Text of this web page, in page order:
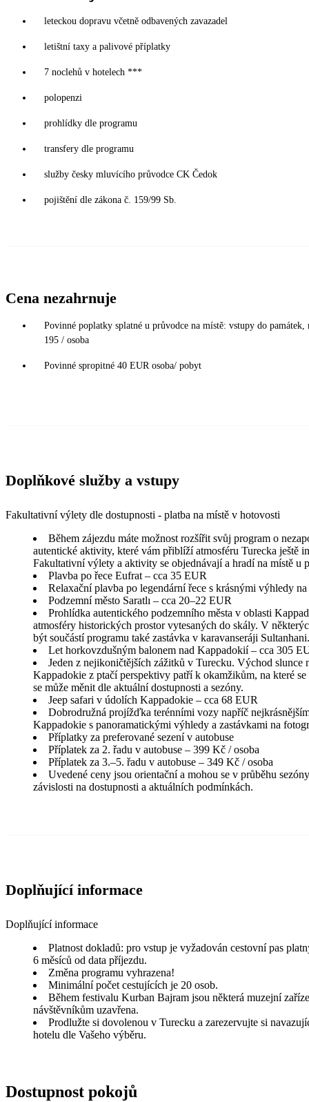
leteckou dopravu včetně odbavených zavazadel
letištní taxy a palivové příplatky
7 noclehů v hotelech ***
polopenzi
prohlídky dle programu
transfery dle programu
služby česky mluvícího průvodce CK Čedok
pojištění dle zákona č. 159/99 Sb.
Cena nezahrnuje
Povinné poplatky splatné u průvodce na místě: vstupy do
195 / osoba
Povinné spropitné 40 EUR osoba/ pobyt
Doplňkové služby a vstupy
Fakultativní výlety dle dostupnosti - platba na místě v hotovosti
Během zájezdu máte možnost rozšířit svůj program o
autentické aktivity, které vám přiblíží atmosféru Turecka ještě
Fakultativní výlety a aktivity se objednávají a hradí na místě u
Plavba po řece Eufrat – cca 35 EUR
Relaxační plavba po legendární řece s krásnými výhledy
Podzemní město Saratlı – cca 20–22 EUR
Prohlídka autentického podzemního města v oblasti
atmosféry historických prostor vytesaných do skály. V
být součástí programu také zastávka v karavanseráji Sultanhani.
Let horkovzdušným balonem nad Kappadokií – cca 305
Jeden z nejikoničtějších zážitků v Turecku. Východ slunce
Kappadokie z ptačí perspektivy patří k okamžikům, na které se
se může měnit dle aktuální dostupnosti a sezóny.
Jeep safari v údolích Kappadokie – cca 68 EUR
Dobrodružná projížďka terénními vozy napříč
Kappadokie s panoramatickými výhledy a zastávkami na
Příplatky za preferované sezení v autobuse
Příplatek za 2. řadu v autobuse – 399 Kč / osoba
Příplatek za 3.–5. řadu v autobuse – 349 Kč / osoba
Uvedené ceny jsou orientační a mohou se v průběhu
závislosti na dostupnosti a aktuálních podmínkách.
Doplňující informace
Doplňující informace
Platnost dokladů: pro vstup je vyžadován cestovní pas
6 měsíců od data příjezdu.
Změna programu vyhrazena!
Minimální počet cestujících je 20 osob.
Během festivalu Kurban Bajram jsou některá muzejní
návštěvníkům uzavřena.
Prodlužte si dovolenou v Turecku a zarezervujte si
hotelu dle Vašeho výběru.
Dostupnost pokojů